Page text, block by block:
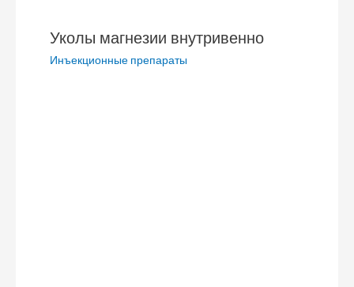
Уколы магнезии внутривенно
Инъекционные препараты